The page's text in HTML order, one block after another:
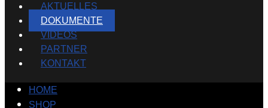
AKTUELLES
DOKUMENTE
VIDEOS
PARTNER
KONTAKT
HOME
SHOP